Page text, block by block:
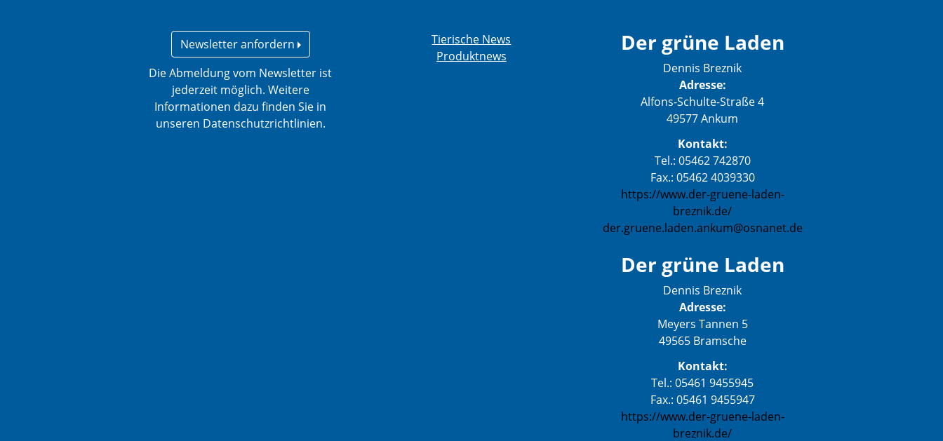
Newsletter anfordern
Die Abmeldung vom Newsletter ist
jederzeit möglich. Weitere
Informationen dazu finden Sie in
unseren Datenschutzrichtlinien.
Tierische News
Produktnews
Der grüne Laden
Dennis Breznik
Adresse:
Alfons-Schulte-Straße 4
49577 Ankum
Kontakt:
Tel.: 05462 742870
Fax.: 05462 4039330
https://www.der-gruene-laden-
breznik.de/
der.gruene.laden.ankum@osnanet.de
Der grüne Laden
Dennis Breznik
Adresse:
Meyers Tannen 5
49565 Bramsche
Kontakt:
Tel.: 05461 9455945
Fax.: 05461 9455947
https://www.der-gruene-laden-
breznik.de/